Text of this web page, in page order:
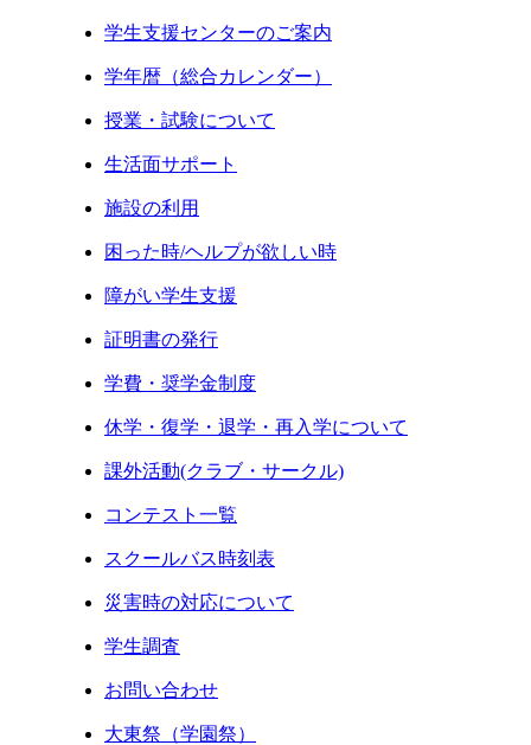
学生支援センターのご案内
学年暦（総合カレンダー）
授業・試験について
生活面サポート
施設の利用
困った時/ヘルプが欲しい時
障がい学生支援
証明書の発行
学費・奨学金制度
休学・復学・退学・再入学について
課外活動(クラブ・サークル)
コンテスト一覧
スクールバス時刻表
災害時の対応について
学生調査
お問い合わせ
大東祭（学園祭）